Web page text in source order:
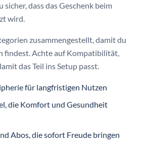
sicher, dass das Geschenk beim
wird.
zusammengestellt, damit du
findest. Achte auf Kompatibilität,
das Teil ins Setup passt.
für langfristigen Nutzen
die Komfort und Gesundheit
Abos, die sofort Freude bringen